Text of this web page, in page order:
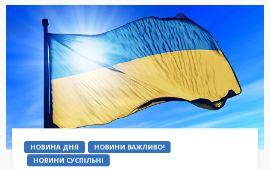
НОВИНА ДНЯ
НОВИНИ ВАЖЛИВО!
НОВИНИ СУСПІЛЬНІ